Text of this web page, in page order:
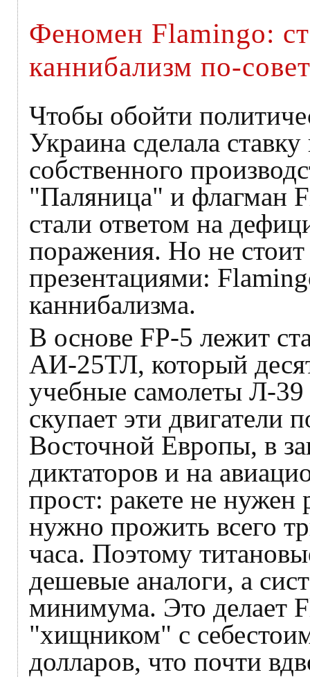
Феномен Flamingo:
каннибализм по-
Чтобы обойти
Украина сделала
собственного
"Паляница" и
стали ответом на
поражения. Но не
презентациями:
каннибализма.
В основе FP-5 лежит
АИ-25ТЛ, который
учебные самолеты Л-
скупает эти двигатели
Восточной Европы, в
диктаторов и на
прост: ракете не нужен
нужно прожить всего
часа. Поэтому
дешевые аналоги, а
минимума. Это делает
"хищником" с
долларов, что почти